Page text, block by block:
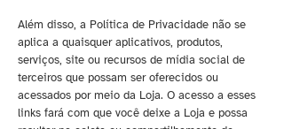
Além disso, a Política de Privacidade não se
aplica a quaisquer aplicativos, produtos,
serviços, site ou recursos de mídia social de
terceiros que possam ser oferecidos ou
acessados por meio da Loja. O acesso a esses
links fará com que você deixe a Loja e possa